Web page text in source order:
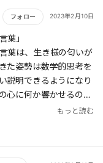
フォロー 2023年2月10日
葉」
葉は、生き様の匂いが
た姿勢は数学的思考を
説明できるようになり
心に何か響かせるので
だと感じることがあ
もっと読む